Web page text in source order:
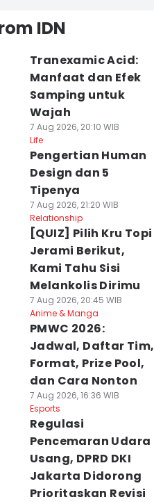
IDN
Tranexamic Acid:
Manfaat dan Efek
Samping untuk
Wajah
7 Aug 2026, 20:10 WIB
Life
Pengertian Human
Design dan 5
Tipenya
7 Aug 2026, 21:20 WIB
Relationship
[QUIZ] Pilih Kru Topi
Jerami Berikut,
Kami Tahu Sisi
Melankolis Dirimu
7 Aug 2026, 20:45 WIB
Anime & Manga
PMWC 2026:
Jadwal, Daftar Tim,
Format, Prize Pool,
dan Cara Nonton
7 Aug 2026, 16:36 WIB
Esports
Regulasi
Pencemaran Udara
Usang, DPRD DKI
Jakarta Didorong
Prioritaskan Revisi